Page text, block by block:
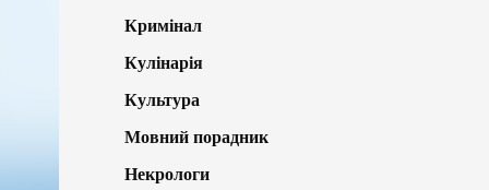
Кримінал
Кулінарія
Культура
Мовний порадник
Некрологи